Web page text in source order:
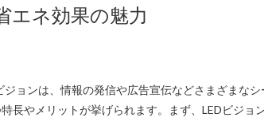
エネ効果の魅力
ジョンは、情報の発信や広告宣伝などさまざまな
長やメリットが挙げられます。まず、LEDビジョ